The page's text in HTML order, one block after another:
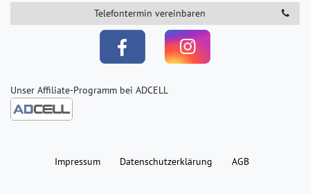
Telefontermin vereinbaren
Unser Affiliate-Programm bei ADCELL
Impressum Daten­schutz­erklärung AGB